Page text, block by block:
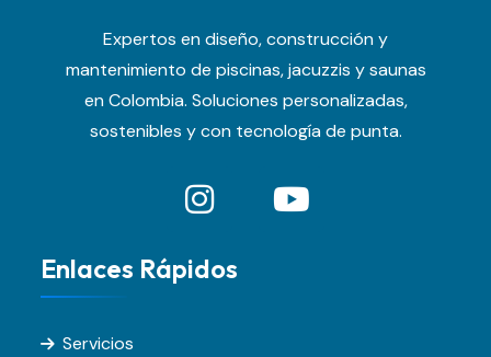
Expertos en diseño, construcción y
mantenimiento de piscinas, jacuzzis y saunas
en Colombia. Soluciones personalizadas,
sostenibles y con tecnología de punta.
Enlaces Rápidos
Servicios